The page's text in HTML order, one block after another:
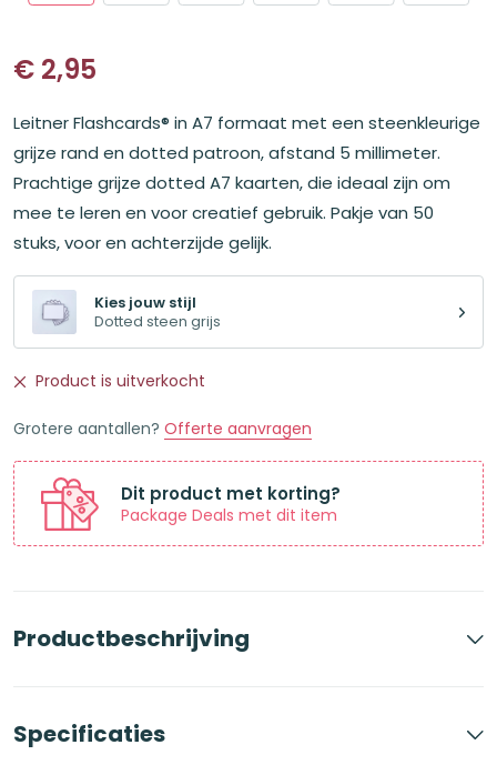
€ 2,95
Leitner Flashcards® in A7 formaat met een steenkleurige
grijze rand en dotted patroon, afstand 5 millimeter.
Prachtige grijze dotted A7 kaarten, die ideaal zijn om
mee te leren en voor creatief gebruik. Pakje van 50
stuks, voor en achterzijde gelijk.
Kies jouw stijl
Dotted steen grijs
Product is uitverkocht
Grotere aantallen? Offerte aanvragen
Dit product met korting?
Package Deals met dit item
Productbeschrijving
Specificaties